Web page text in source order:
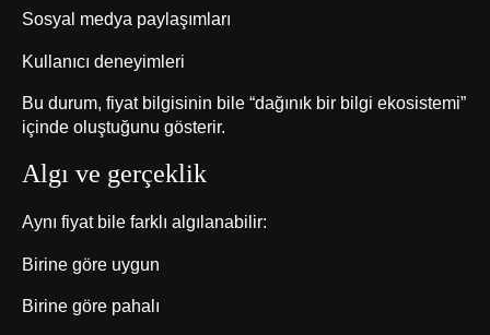
Sosyal medya paylaşımları
Kullanıcı deneyimleri
Bu durum, fiyat bilgisinin bile “dağınık bir bilgi ekosistemi”
içinde oluştuğunu gösterir.
Algı ve gerçeklik
Aynı fiyat bile farklı algılanabilir:
Birine göre uygun
Birine göre pahalı